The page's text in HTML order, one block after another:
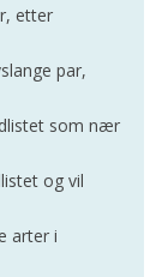
etter
par,
som nær
og vil
arter i